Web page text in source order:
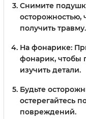
Снимите
осторожностью,
получить травму.
На фонарике:
фонарик, чтобы
изучить детали.
Будьте
остерегайтесь
повреждений.